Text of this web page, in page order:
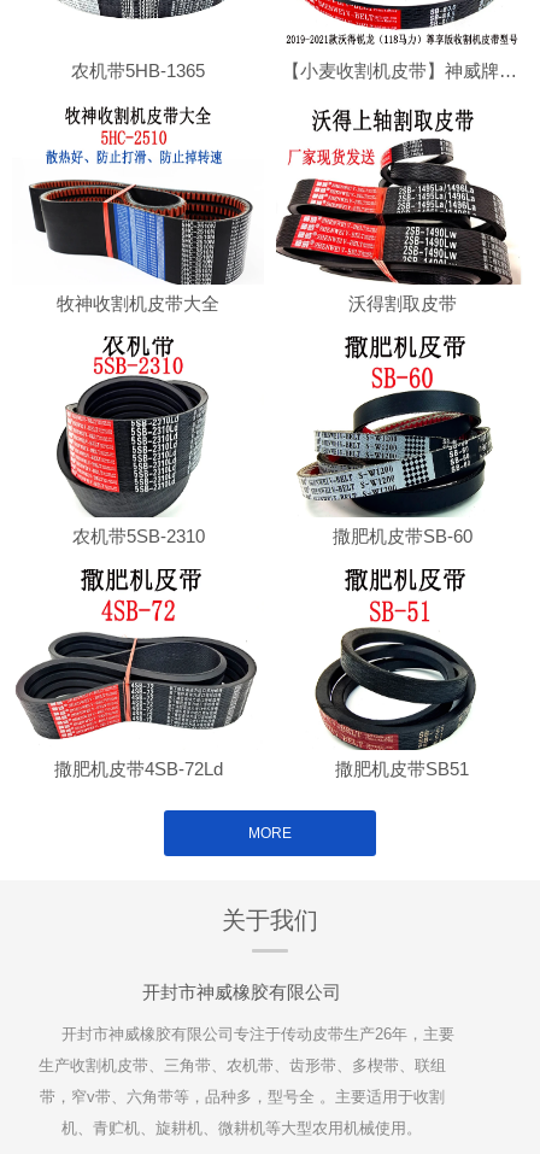
农机带5HB-1365 【小麦收割机皮带】神威牌沃得收割机专用切草皮带SB80.5耐磨损，耐高温
牧神收割机皮带大全 沃得割取皮带
农机带5SB-2310 撒肥机皮带SB-60
撒肥机皮带4SB-72Ld 撒肥机皮带SB51
MORE
关于我们
开封市神威橡胶有限公司
开封市神威橡胶有限公司专注于传动皮带生产26年，主要
生产收割机皮带、三角带、农机带、齿形带、多楔带、联组
带，窄v带、六角带等，品种多，型号全 。主要适用于收割
机、青贮机、旋耕机、微耕机等大型农用机械使用。